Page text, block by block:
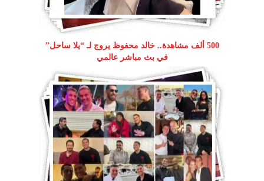
500 ألف مشاهدة.. خالد محفوظ يروج لـ “يلا ساحل”
في بث مباشر عالمي